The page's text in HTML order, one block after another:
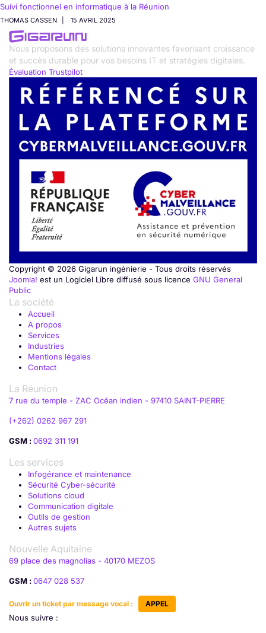
Suivi fonctionnel en informatique à la Réunion
THOMAS CASSEN 15 AVRIL 2025
Nous proposons des solutions innovantes favorisant croissance
et succès durable pour vos besoins IT et stratégies digitales.
Évaluation Trustpilot
Copyright © 2026 Gigarun ingénierie - Tous droits réservés
Joomla! est un Logiciel Libre diffusé sous licence GNU General
Public
La société
Accueil
A propos
Services
Industries
Mentions légales
Contact
La Réunion
7 rue du temple - ZAC Océan indien - 97410 SAINT-PIERRE
(+262) 0262 967 291
GSM :0692 311 191
Les services
Infogérance et maintenance
Sécurité Cyber-sécurité
Solutions cloud
Communication digitale
Outils de gestion
Autres sujets
Nouvelle Aquitaine
69 place des magnolias - 40170 MEZOS
GSM :0647 028 537
Ouvrir un ticket par message vocal : APPEL
Nous suivre :